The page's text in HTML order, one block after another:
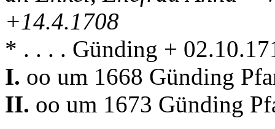
+14.4.1708
* . . . . Günding +
I. oo um 1668 Günding
II. oo um 1673 Günding